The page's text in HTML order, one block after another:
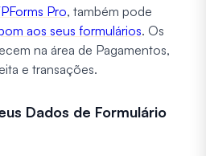
Pro, também pode
aos seus formulários. Os
na área de Pagamentos,
e transações.
Dados de Formulário